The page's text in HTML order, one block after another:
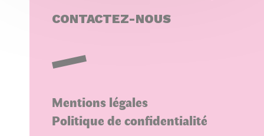
CONTACTEZ-NOUS
Mentions légales
Politique de confidentialité